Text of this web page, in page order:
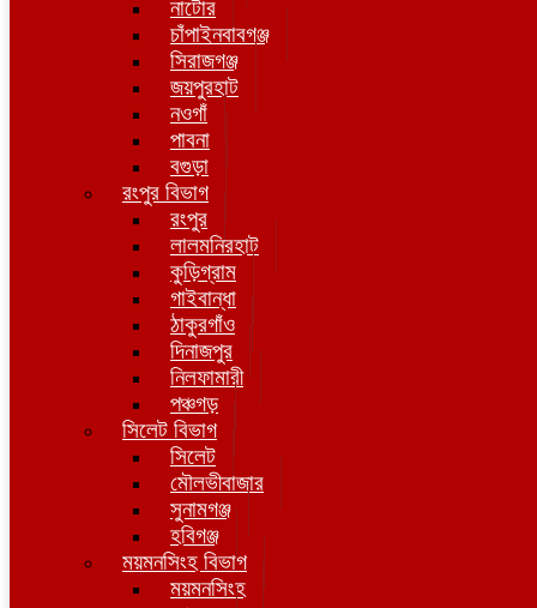
নাটোর
চাঁপাইনবাবগঞ্জ
সিরাজগঞ্জ
জয়পুরহাট
নওগাঁ
পাবনা
বগুড়া
রংপুর বিভাগ
রংপুর
লালমনিরহাট
কুড়িগ্রাম
গাইবান্ধা
ঠাকুরগাঁও
দিনাজপুর
নিলফামারী
পঞ্চগড়
সিলেট বিভাগ
সিলেট
মৌলভীবাজার
সুনামগঞ্জ
হবিগঞ্জ
ময়মনসিংহ বিভাগ
ময়মনসিংহ